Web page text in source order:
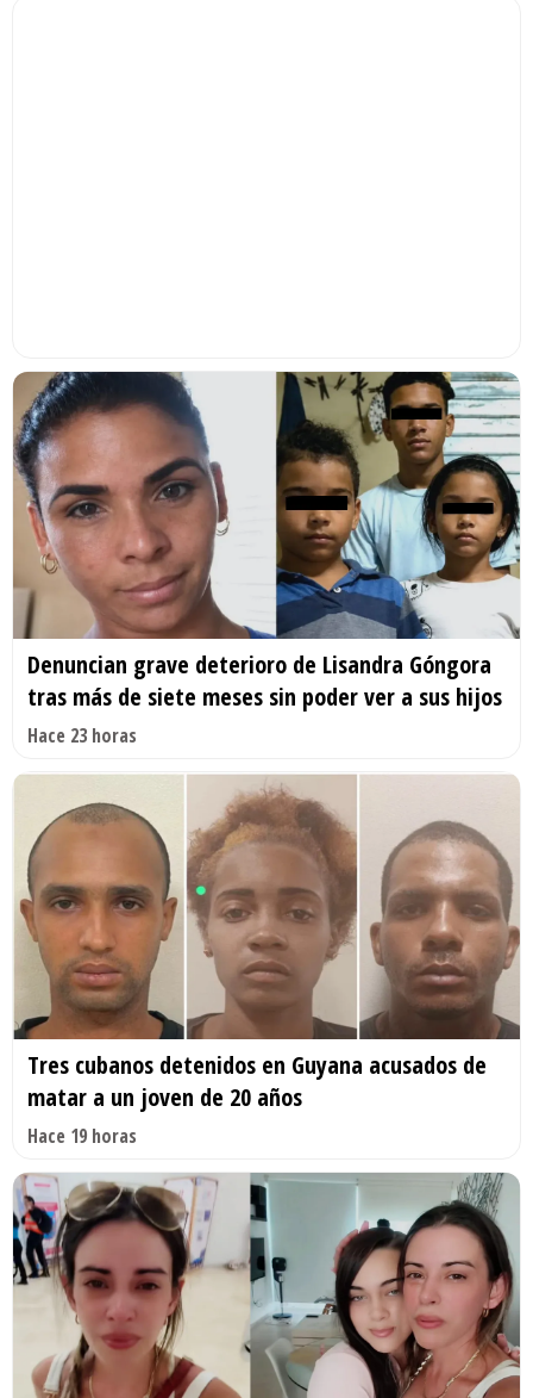
Denuncian grave deterioro de Lisandra Góngora
tras más de siete meses sin poder ver a sus hijos
Hace 23 horas
Tres cubanos detenidos en Guyana acusados de
matar a un joven de 20 años
Hace 19 horas